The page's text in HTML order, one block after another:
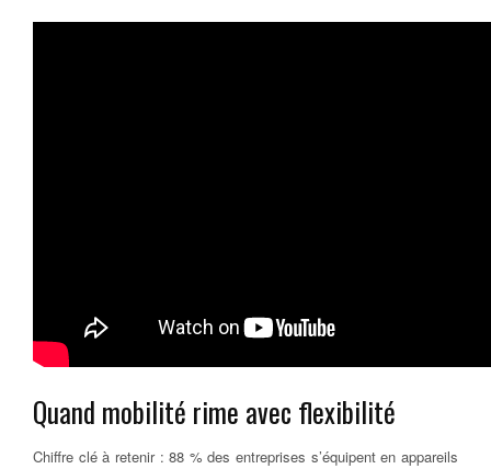
Quand mobilité rime avec flexibilité
Chiffre clé à retenir : 88 % des entreprises s’équipent en appareils